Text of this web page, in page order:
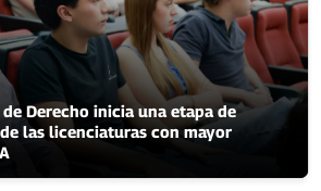
Derecho inicia una etapa de
las licenciaturas con mayor